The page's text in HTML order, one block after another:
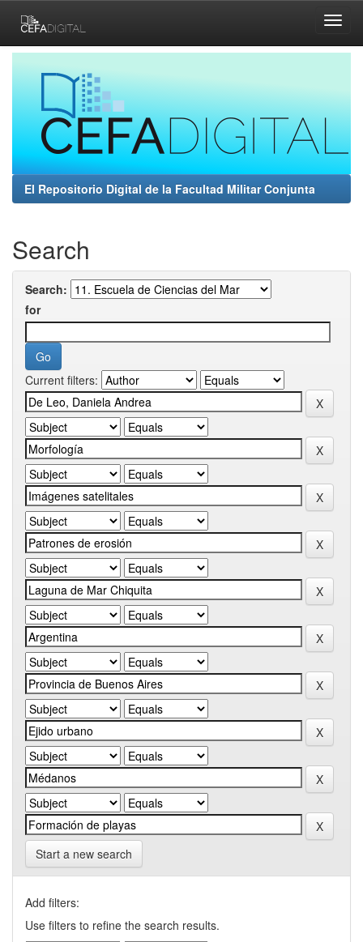
navigation
El Repositorio Digital de la Facultad Militar Conjunta
Search
Search:
for
Current filters:
Start a new search
Add filters:
Use filters to refine the search results.